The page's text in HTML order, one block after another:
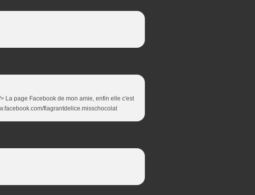
La page Facebook de mon amie, enfin elle c'est
flagrantdelice.misschocolat